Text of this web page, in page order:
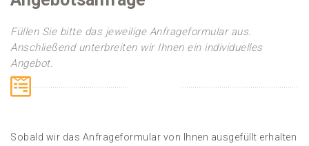
Füllen Sie bitte das jeweilige Anfrageformular aus.
Anschließend unterbreiten wir Ihnen ein individuelles
Angebot.
Sobald wir das Anfrageformular von Ihnen ausgefüllt erhalten